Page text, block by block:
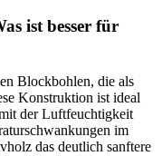
ist besser für
Blockbohlen, die als
Konstruktion ist ideal
der Luftfeuchtigkeit
im
das deutlich sanftere